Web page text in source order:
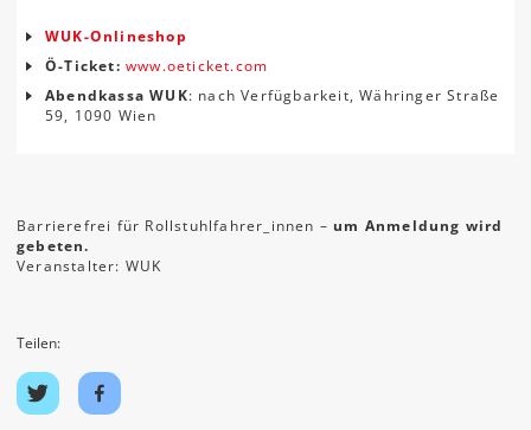
WUK-Onlineshop
Ö-Ticket: www.oeticket.com
Abendkassa WUK: nach Verfügbarkeit, Währinger Straße
59, 1090 Wien
Barrierefrei für Rollstuhlfahrer_innen – um Anmeldung wird
gebeten.
Veranstalter: WUK
Teilen:
Auf
Twitter
Auf
Facebook